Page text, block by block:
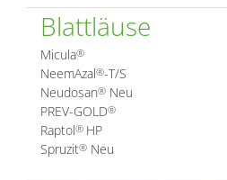
Blattläuse
Micula®
NeemAzal®-T/S
Neudosan®Neu
PREV-GOLD®
Raptol® HP
Spruzit®Neu